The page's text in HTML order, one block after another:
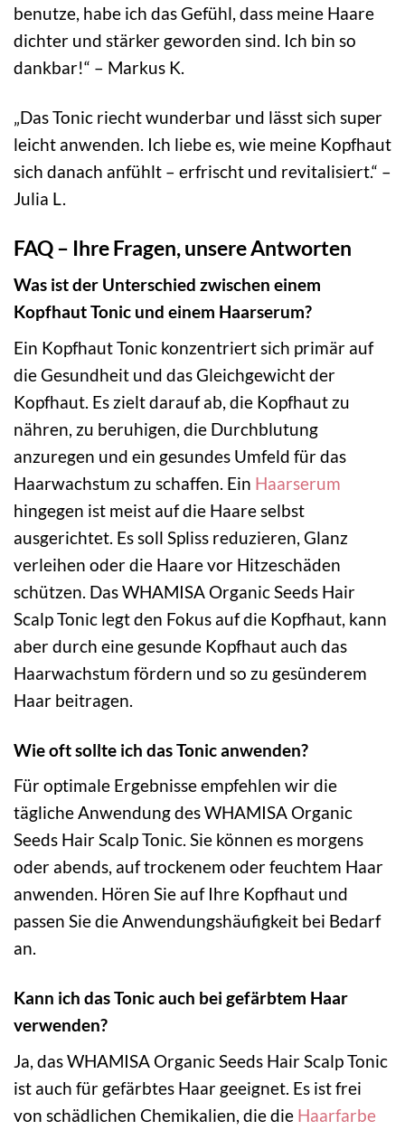
benutze, habe ich das Gefühl, dass meine Haare
dichter und stärker geworden sind. Ich bin so
dankbar!“ – Markus K.
„Das Tonic riecht wunderbar und lässt sich super
leicht anwenden. Ich liebe es, wie meine Kopfhaut
sich danach anfühlt – erfrischt und revitalisiert.“ –
Julia L.
FAQ – Ihre Fragen, unsere Antworten
Was ist der Unterschied zwischen einem
Kopfhaut Tonic und einem Haarserum?
Ein Kopfhaut Tonic konzentriert sich primär auf
die Gesundheit und das Gleichgewicht der
Kopfhaut. Es zielt darauf ab, die Kopfhaut zu
nähren, zu beruhigen, die Durchblutung
anzuregen und ein gesundes Umfeld für das
Haarwachstum zu schaffen. Ein Haarserum
hingegen ist meist auf die Haare selbst
ausgerichtet. Es soll Spliss reduzieren, Glanz
verleihen oder die Haare vor Hitzeschäden
schützen. Das WHAMISA Organic Seeds Hair
Scalp Tonic legt den Fokus auf die Kopfhaut, kann
aber durch eine gesunde Kopfhaut auch das
Haarwachstum fördern und so zu gesünderem
Haar beitragen.
Wie oft sollte ich das Tonic anwenden?
Für optimale Ergebnisse empfehlen wir die
tägliche Anwendung des WHAMISA Organic
Seeds Hair Scalp Tonic. Sie können es morgens
oder abends, auf trockenem oder feuchtem Haar
anwenden. Hören Sie auf Ihre Kopfhaut und
passen Sie die Anwendungshäufigkeit bei Bedarf
an.
Kann ich das Tonic auch bei gefärbtem Haar
verwenden?
Ja, das WHAMISA Organic Seeds Hair Scalp Tonic
ist auch für gefärbtes Haar geeignet. Es ist frei
von schädlichen Chemikalien, die die Haarfarbe